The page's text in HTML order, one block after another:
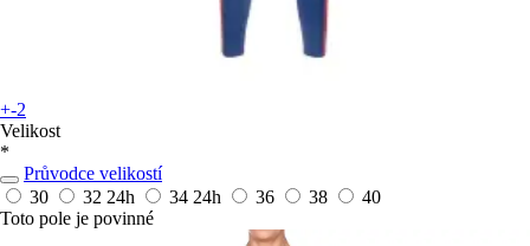
+-2
Velikost
*
Průvodce velikostí
30
32 24h 34 24h 36 38
40
Toto pole je povinné